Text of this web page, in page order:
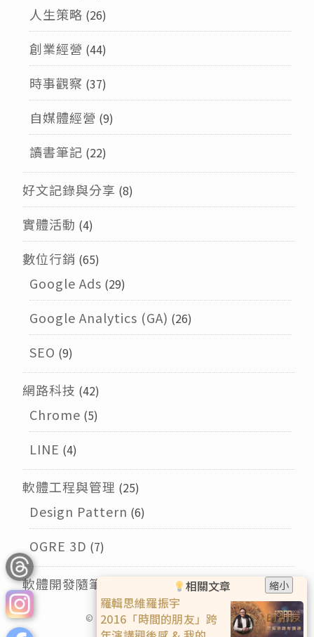
相關文章 縮小
羅輯思維羅振宇
2016「時間的朋友」跨
人生策略 (26)
創業經營 (44)
時事觀察 (37)
自媒體經營 (9)
讀書筆記 (22)
好文記錄與分享 (8)
實體活動 (4)
數位行銷 (65)
Google Ads (29)
Google Analytics (GA) (26)
SEO (9)
網路科技 (42)
Chrome (5)
LINE (4)
軟體工程與管理 (25)
Design Pattern (6)
OGRE 3D (7)
軟體開發隨筆
© 2026Larry的午茶時光版權所有